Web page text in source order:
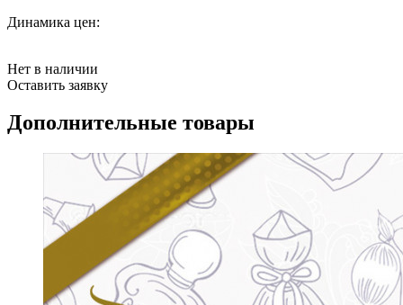
Динамика цен:
Нет в наличии
Оставить заявку
Дополнительные товары